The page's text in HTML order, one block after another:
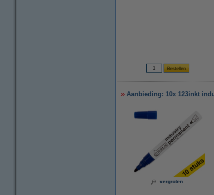
Aanbieding: 10x 123inkt
vergroten